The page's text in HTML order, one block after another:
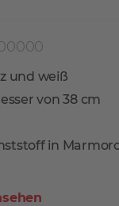
und weiß
von 38 cm
in